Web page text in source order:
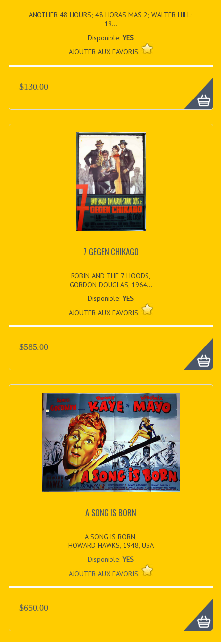
ANOTHER 48 HOURS; 48 HORAS MAS 2; WALTER HILL;
19...
Disponible:YES
AJOUTER AUX FAVORIS:
$130.00
7 GEGEN CHIKAGO
ROBIN AND THE 7 HOODS,
GORDON DOUGLAS, 1964...
Disponible:YES
AJOUTER AUX FAVORIS:
$585.00
A SONG IS BORN
A SONG IS BORN,
HOWARD HAWKS, 1948, USA
Disponible:YES
AJOUTER AUX FAVORIS:
$650.00